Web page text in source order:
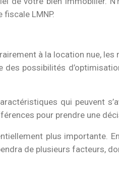
LMNP.
à la location nue, les
possibilités
qui peuvent
pour prendre une
plus importante.
de plusieurs facteurs,